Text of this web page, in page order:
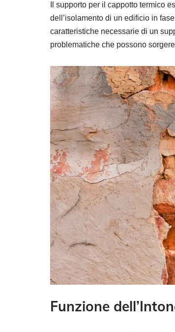
Il supporto per il cappotto termico
dell’isolamento di un edificio in
caratteristiche necessarie di un
problematiche che possono
Funzione